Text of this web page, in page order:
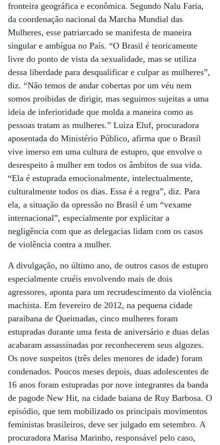
fronteira geográfica e econômica. Segundo Nalu Faria,
da coordenação nacional da Marcha Mundial das
Mulheres, esse patriarcado se manifesta de maneira
singular e ambígua no País. “O Brasil é teoricamente
livre do ponto de vista da sexualidade, mas se utiliza
dessa liberdade para desqualificar e culpar as mulheres”,
diz. “Não temos de andar cobertas por um véu nem
somos proibidas de dirigir, mas seguimos sujeitas a uma
ideia de inferioridade que molda a maneira como as
pessoas tratam as mulheres.” Luiza Eluf, procuradora
aposentada do Ministério Público, afirma que o Brasil
vive imerso em uma cultura de estupro, que envolve o
desrespeito à mulher em todos os âmbitos de sua vida.
“Ela é estuprada emocionalmente, intelectualmente,
culturalmente todos os dias. Essa é a regra”, diz. Para
ela, a situação da opressão no Brasil é um “vexame
internacional”, especialmente por explicitar a
negligência com que as delegacias lidam com os casos
de violência contra a mulher.
A divulgação, no último ano, de outros casos de estupro
especialmente cruéis envolvendo mais de dois
agressores, aponta para um recrudescimento da violência
machista. Em fevereiro de 2012, na pequena cidade
paraibana de Queimadas, cinco mulheres foram
estupradas durante uma festa de aniversário e duas delas
acabaram assassinadas por reconhecerem seus algozes.
Os nove suspeitos (três deles menores de idade) foram
condenados. Poucos meses depois, duas adolescentes de
16 anos foram estupradas por nove integrantes da banda
de pagode New Hit, na cidade baiana de Ruy Barbosa. O
episódio, que tem mobilizado os principais movimentos
feministas brasileiros, deve ser julgado em setembro. A
procuradora Marisa Marinho, responsável pelo caso,